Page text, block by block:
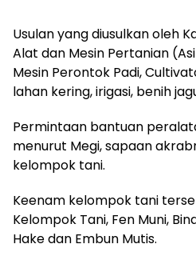
Usulan yang diusulkan oleh
Alat dan Mesin Pertanian
Mesin Perontok Padi,
lahan kering, irigasi, benih
Permintaan bantuan
menurut Megi, sapaan
kelompok tani.
Keenam kelompok tani
Kelompok Tani, Fen Muni,
Hake dan Embun Mutis.